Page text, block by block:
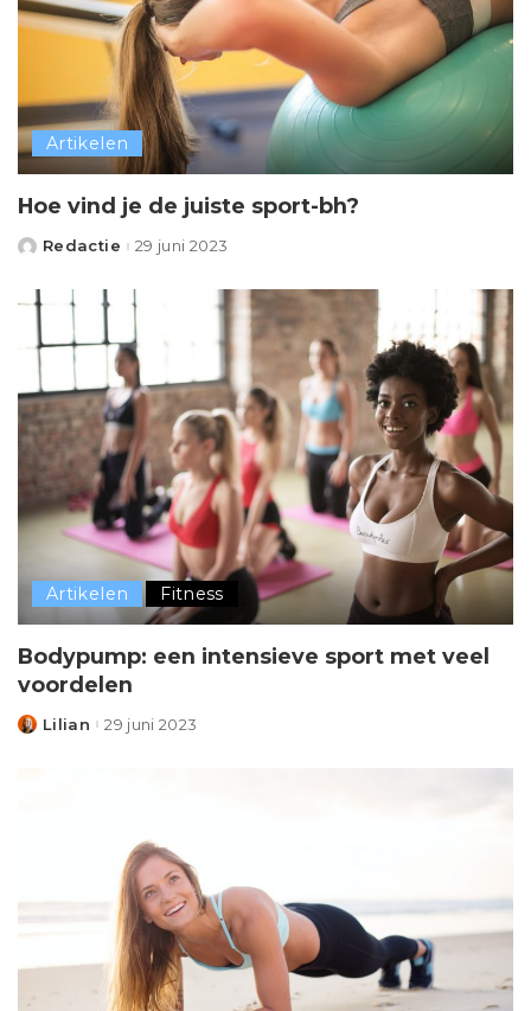
Artikelen
Hoe vind je de juiste sport-bh?
Posted
Redactie 29 juni 2023
Artikelen Fitness
Bodypump: een intensieve sport met veel
voordelen
Posted
Lilian 29 juni 2023